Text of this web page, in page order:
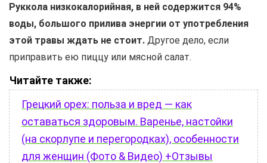
Руккола низкокалорийная, в ней содержится 94%
воды, большого прилива энергии от употребления
этой травы ждать не стоит. Другое дело, если
приправить ею пиццу или мясной салат.
Читайте также:
Грецкий орех: польза и вред — как
оставаться здоровым. Варенье, настойки
(на скорлупе и перегородках), особенности
для женщин (Фото & Видео) +Отзывы